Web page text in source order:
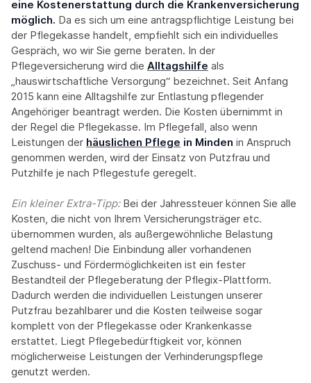
eine Kostenerstattung durch die Krankenversicherung
möglich. Da es sich um eine antragspflichtige Leistung bei
der Pflegekasse handelt, empfiehlt sich ein individuelles
Gespräch, wo wir Sie gerne beraten. In der
Pflegeversicherung wird die Alltagshilfe als
„hauswirtschaftliche Versorgung“ bezeichnet. Seit Anfang
2015 kann eine Alltagshilfe zur Entlastung pflegender
Angehöriger beantragt werden. Die Kosten übernimmt in
der Regel die Pflegekasse. Im Pflegefall, also wenn
Leistungen der häuslichen Pflege in Minden in Anspruch
genommen werden, wird der Einsatz von Putzfrau und
Putzhilfe je nach Pflegestufe geregelt.
Ein kleiner Extra-Tipp:‍ Bei der Jahressteuer können Sie alle
Kosten, die nicht von Ihrem Versicherungsträger etc.
übernommen wurden, als außergewöhnliche Belastung
geltend machen! Die Einbindung aller vorhandenen
Zuschuss- und Fördermöglichkeiten ist ein fester
Bestandteil der Pflegeberatung der Pflegix-Plattform.
Dadurch werden die individuellen Leistungen unserer
Putzfrau bezahlbarer und die Kosten teilweise sogar
komplett von der Pflegekasse oder Krankenkasse
erstattet. Liegt Pflegebedürftigkeit vor, können
möglicherweise Leistungen der Verhinderungspflege
genutzt werden.